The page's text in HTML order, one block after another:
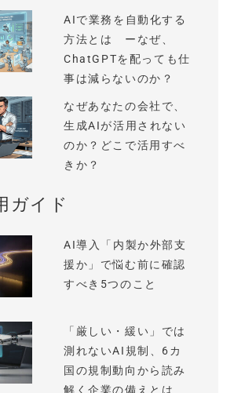
AIで業務を自動化する
方法とは ーなぜ、
ChatGPTを配っても仕
事は減らないのか？
なぜあなたの会社で、
生成AIが活用されない
のか？どこで活用すべ
きか？
ガイド
AI導入「内製か外部支
援か」で悩む前に確認
すべき5つのこと
「厳しい・緩い」では
測れないAI規制、6カ
国の規制動向から読み
解く企業の備えとは